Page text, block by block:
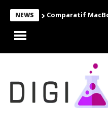
NEWS Comparatif